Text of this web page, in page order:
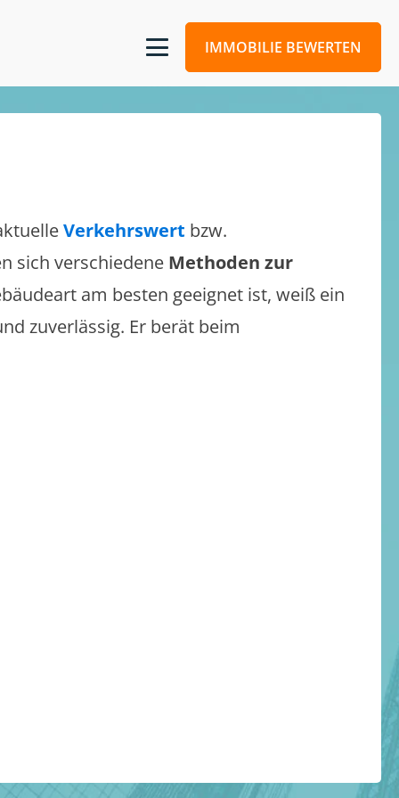
IMMOBILIE BEWERTEN
Verkehrswert bzw.
sich verschiedene Methoden zur
am besten geeignet ist, weiß ein
zuverlässig. Er berät beim